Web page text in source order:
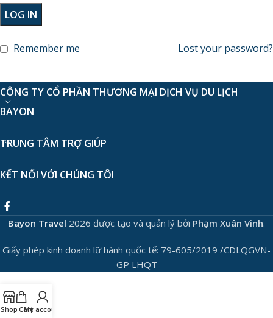
LOG IN
Lost your password?
Remember me
CÔNG TY CỔ PHẦN THƯƠNG MẠI DỊCH VỤ DU LỊCH
BAYON
TRUNG TÂM TRỢ GIÚP
KẾT NỐI VỚI CHÚNG TÔI
Bayon Travel 2026 được tạo và quản lý bởi Phạm Xuân Vinh.
Giấy phép kinh doanh lữ hành quốc tế: 79-605/2019 /CDLQGVN-
GP LHQT
Shop Cart
My account